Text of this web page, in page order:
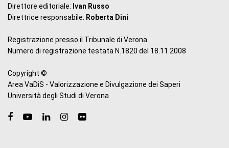
Direttore editoriale: Ivan Russo
Direttrice responsabile: Roberta Dini
Registrazione presso il Tribunale di Verona
Numero di registrazione testata N.1820 del 18.11.2008
Copyright ©
Area VaDiS - Valorizzazione e Divulgazione dei Saperi
Università degli Studi di Verona